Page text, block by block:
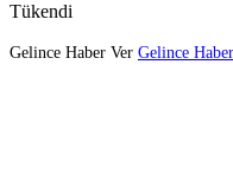
Tükendi
Gelince Haber Ver Gelince